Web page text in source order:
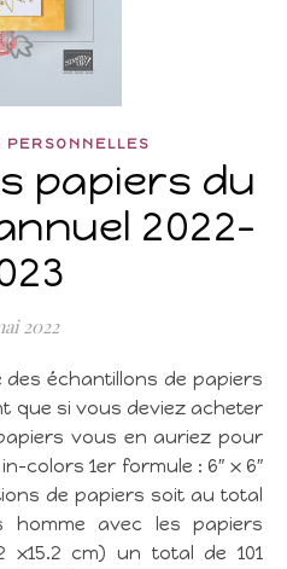
PERSONNELLES
papiers du
2022-
2022
que si vous deviez acheter
vous en auriez pour
colors 1er formule : 6″ x 6″
de papiers soit au total
homme avec les papiers
x15.2 cm) un total de 101